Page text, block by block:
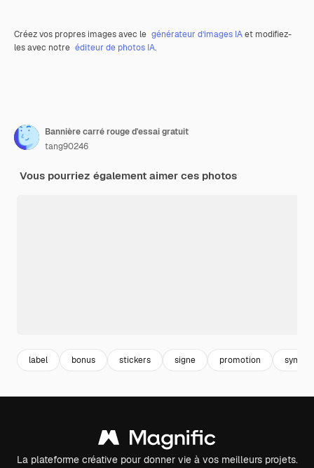
Créez vos propres images avec le générateur d’images IAet modifiez-
les avec notre éditeur de photos IA.
Bannière carré rouge d'essai gratuit
tang90246
Vous pourriez également aimer ces photos
label bonus stickers signe promotion
La plateforme créative pour donner vie à vos meilleurs projets.